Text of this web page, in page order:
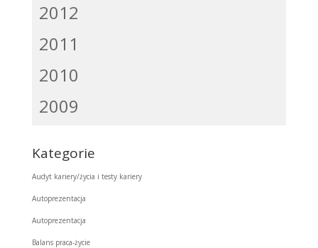
2012
2011
2010
2009
Kategorie
Audyt kariery/życia i testy kariery
Autoprezentacja
Autoprezentacja
Balans praca-życie